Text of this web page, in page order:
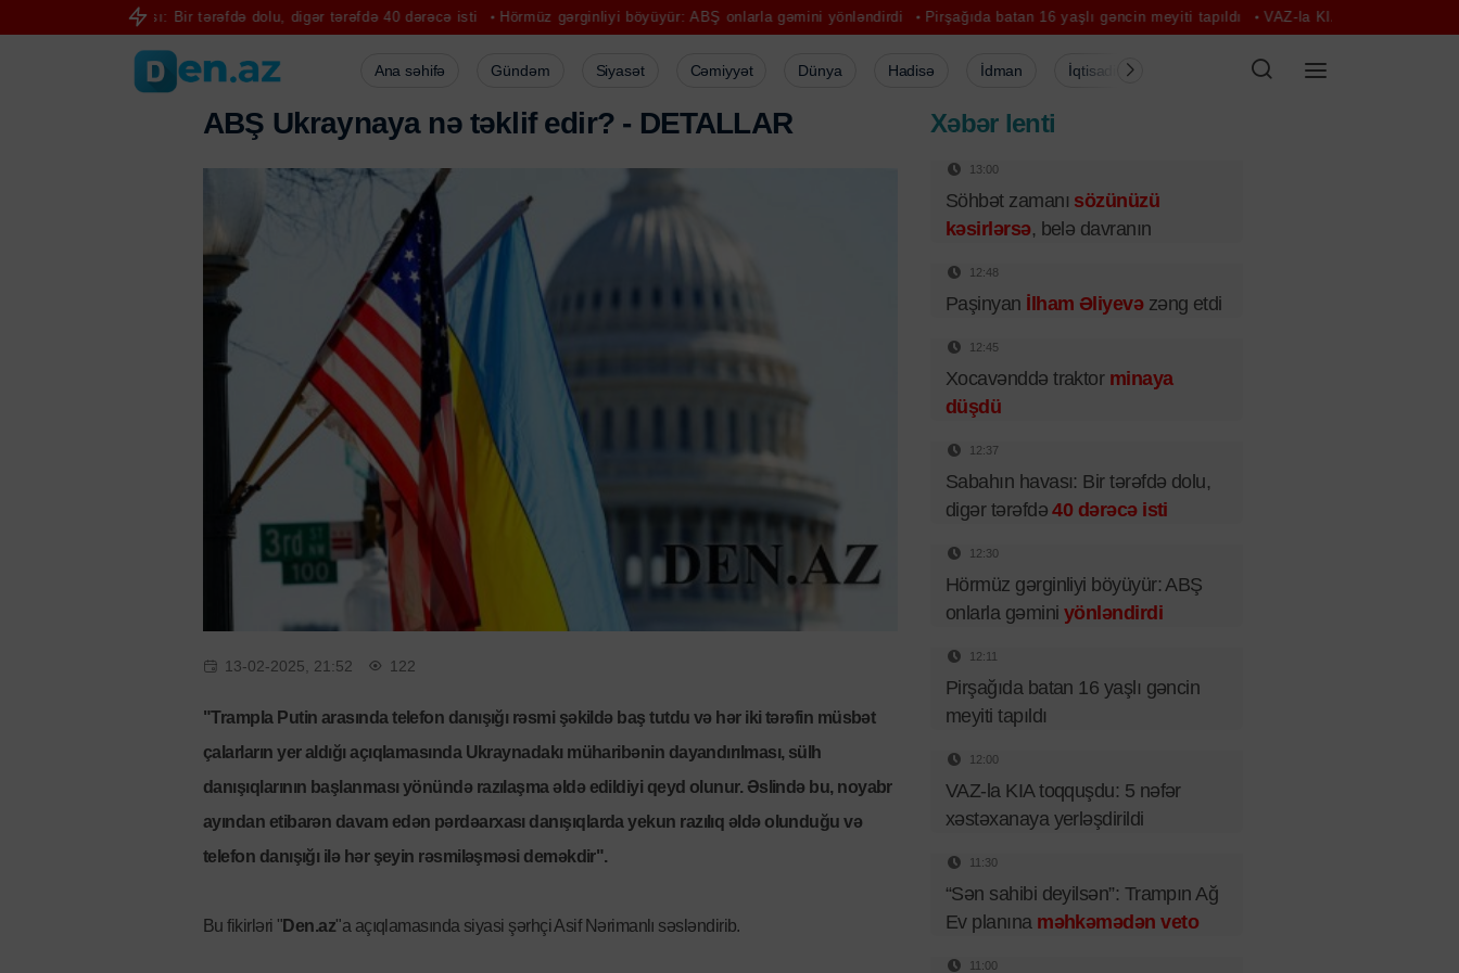
havası: Bir tərəfdə dolu, digər tərəfdə 40 dərəcə isti Hörmüz gərginliyi böyüyür: ABŞ onlarla gəmini yönləndirdi Pirşağıda batan 16 yaşlı gəncin meyiti tapıldı VAZ-la KIA toqquşdu: 5 nəfər
Ana səhifə Gündəm Siyasət Cəmiyyət Dünya Hadisə İdman İqtisadiyyat Şou-biznes Müsahibə
ABŞ Ukraynaya nə təklif edir? - DETALLAR
13-02-2025, 21:52 122
"Trampla Putin arasında telefon danışığı rəsmi şəkildə baş tutdu və hər iki tərəfin müsbət
çalarların yer aldığı açıqlamasında Ukraynadakı müharibənin dayandırılması, sülh
danışıqlarının başlanması yönündə razılaşma əldə edildiyi qeyd olunur. Əslində bu, noyabr
ayından etibarən davam edən pərdəarxası danışıqlarda yekun razılıq əldə olunduğu və
telefon danışığı ilə hər şeyin rəsmiləşməsi deməkdir".
Bu fikirləri "Den.az"a açıqlamasında siyasi şərhçi Asif Nərimanlı səsləndirib.
Xəbər lenti
13:00
Söhbət zamanı sözünüzü
kəsirlərsə, belə davranın
12:48
Paşinyan İlham Əliyevəzəng etdi
12:45
Xocavənddə traktor minaya
düşdü
12:37
Sabahın havası: Bir tərəfdə dolu,
digər tərəfdə40 dərəcə isti
12:30
Hörmüz gərginliyi böyüyür: ABŞ
onlarla gəmini yönləndirdi
12:11
Pirşağıda batan 16 yaşlı gəncin
meyiti tapıldı
12:00
VAZ-la KIA toqquşdu: 5 nəfər
xəstəxanaya yerləşdirildi
11:30
“Sən sahibi deyilsən”: Trampın Ağ
Ev planına məhkəmədən veto
11:00